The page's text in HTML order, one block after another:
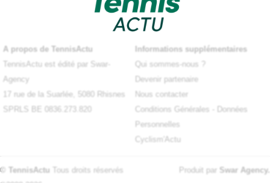
A propos de TennisActu
TennisActu est édité par Swar-
Agency
17 rue de la Suarlée, 5080 Rhisnes
SPRLS BE 0836.273.820
Informations supplémentaires
Qui sommes-nous ?
Devenir partenaire
Nous contacter
Conditions Générales
Données
Personnelles
Cyclism'Actu
© TennisActu Tous droits réservés
Produit par Swar Agency.